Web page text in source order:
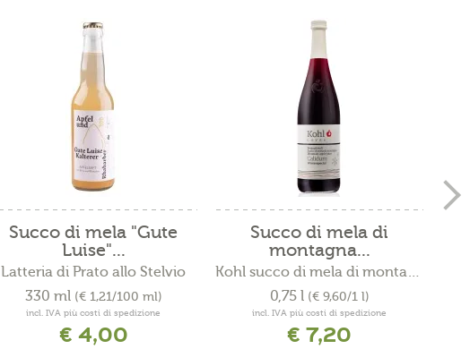
Succo di mela "Gute
Luise"...
Latteria di Prato allo Stelvio
330 ml (€ 1,21/100 ml)
incl. IVA più costi di spedizione
€ 4,00
Succo di mela di
montagna...
Kohl succo di mela di montagna
0,75 l (€ 9,60/1 l)
incl. IVA più costi di spedizione
€ 7,20